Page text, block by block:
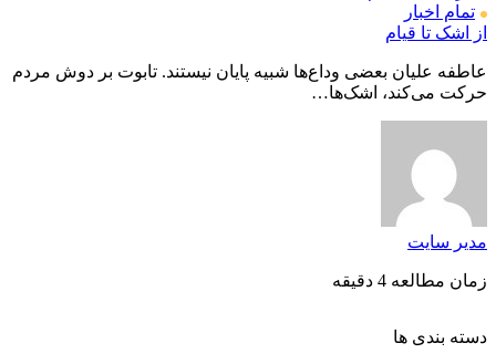
تمام اخبار
از اشک تا قیام
عاطفه علیان بعضی وداع‌ها شبیه پایان نیستند. تابوت بر دوش مردم
حرکت می‌کند، اشک‌ها…
مدیر سایت
زمان مطالعه 4 دقیقه
دسته بندی ها